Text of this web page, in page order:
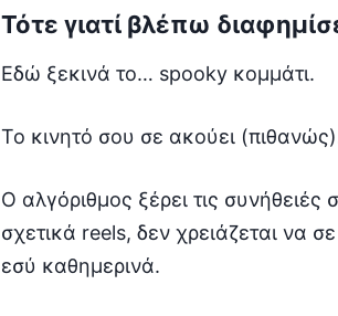
Τότε γιατί βλέπω
Εδώ ξεκινά το… spooky κομμάτι.
Το κινητό σου σε ακούει
Ο αλγόριθμος ξέρει τις
σχετικά reels, δεν χρειάζεται να
εσύ καθημερινά.